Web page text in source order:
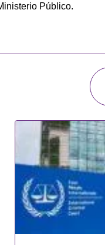
Público.